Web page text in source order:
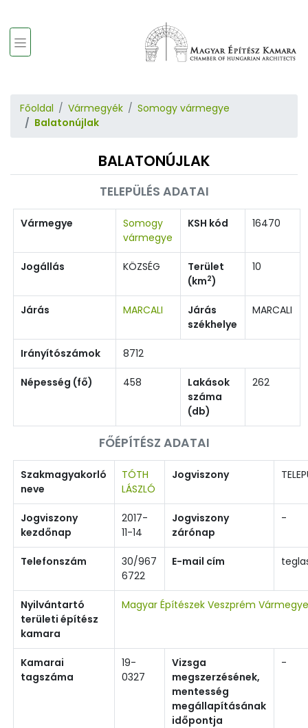
Főoldal Vármegyék
Somogy vármegye
Balatonújlak
BALATONÚJLAK
TELEPÜLÉS ADATAI
Vármegye
Somogy
vármegye
KSH kód 16470
Jogállás KÖZSÉG
Terület
(km2)
10
Járás MARCALI
Járás
székhelye
MARCALI
Irányítószámok 8712
Népesség (fő) 458
Lakások
száma
(db)
262
FŐÉPÍTÉSZ ADATAI
Szakmagyakorló
neve
TÓTH
LÁSZLÓ
Jogviszony
Jogviszony
kezdőnap
2017-
11-14
Jogviszony
zárónap
-
Telefonszám
30/967
6722
E-mail cím
Nyilvántartó
területi építész
kamara
Magyar Építészek Veszprém
Kamarai
tagszáma
19-
0327
Vizsga
megszerzésének,
mentesség
megállapításának
időpontja
-